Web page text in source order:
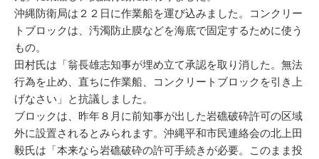
沖縄防衛局は２２日に作業船を運び込みました。コンクリー
トブロックは、汚濁防止膜などを海底で固定するために使う
もの。
田村氏は「翁長雄志知事が埋め立て承認を取り消した。無法
行為を止め、直ちに作業船、コンクリートブロックを引き上
げなさい」と抗議しました。
ブロックは、昨年８月に前知事が出した岩礁破砕許可の区域
外に設置されるとみられます。沖縄平和市民連絡会の北上田
毅氏は「本来なら岩礁破砕の許可手続きが必要。このまま投